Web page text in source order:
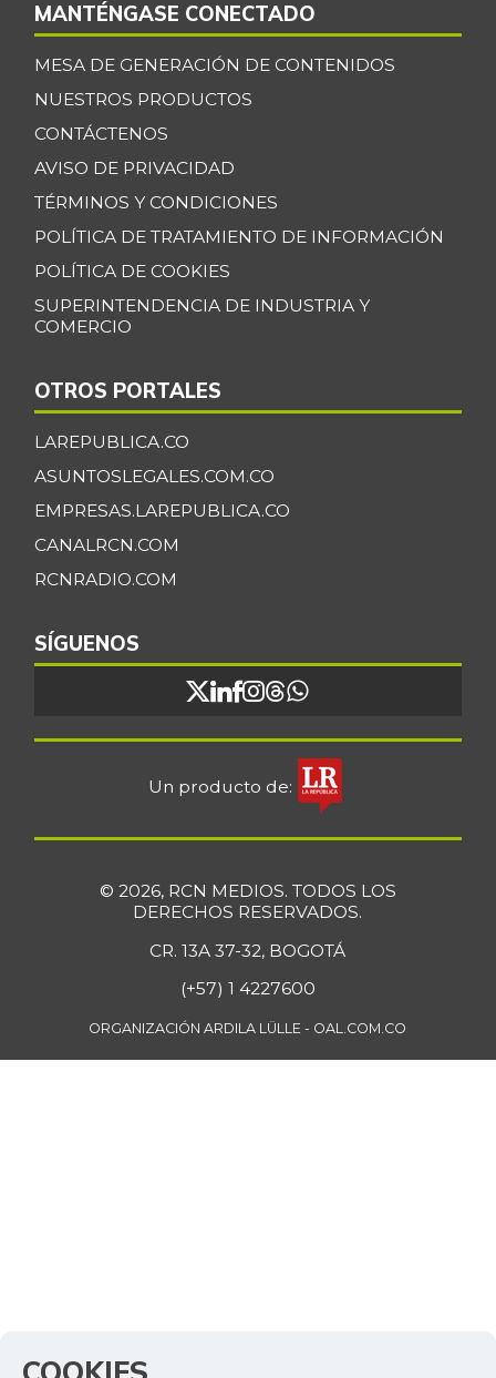
MANTÉNGASE CONECTADO
MESA DE GENERACIÓN DE CONTENIDOS
NUESTROS PRODUCTOS
CONTÁCTENOS
AVISO DE PRIVACIDAD
TÉRMINOS Y CONDICIONES
POLÍTICA DE TRATAMIENTO DE INFORMACIÓN
POLÍTICA DE COOKIES
SUPERINTENDENCIA DE INDUSTRIA Y
COMERCIO
OTROS PORTALES
LAREPUBLICA.CO
ASUNTOSLEGALES.COM.CO
EMPRESAS.LAREPUBLICA.CO
CANALRCN.COM
RCNRADIO.COM
SÍGUENOS
Un producto de:
© 2026, RCN MEDIOS. TODOS LOS
DERECHOS RESERVADOS.
CR. 13A 37-32, BOGOTÁ
(+57) 1 4227600
ORGANIZACIÓN ARDILA LÜLLE - OAL.COM.CO